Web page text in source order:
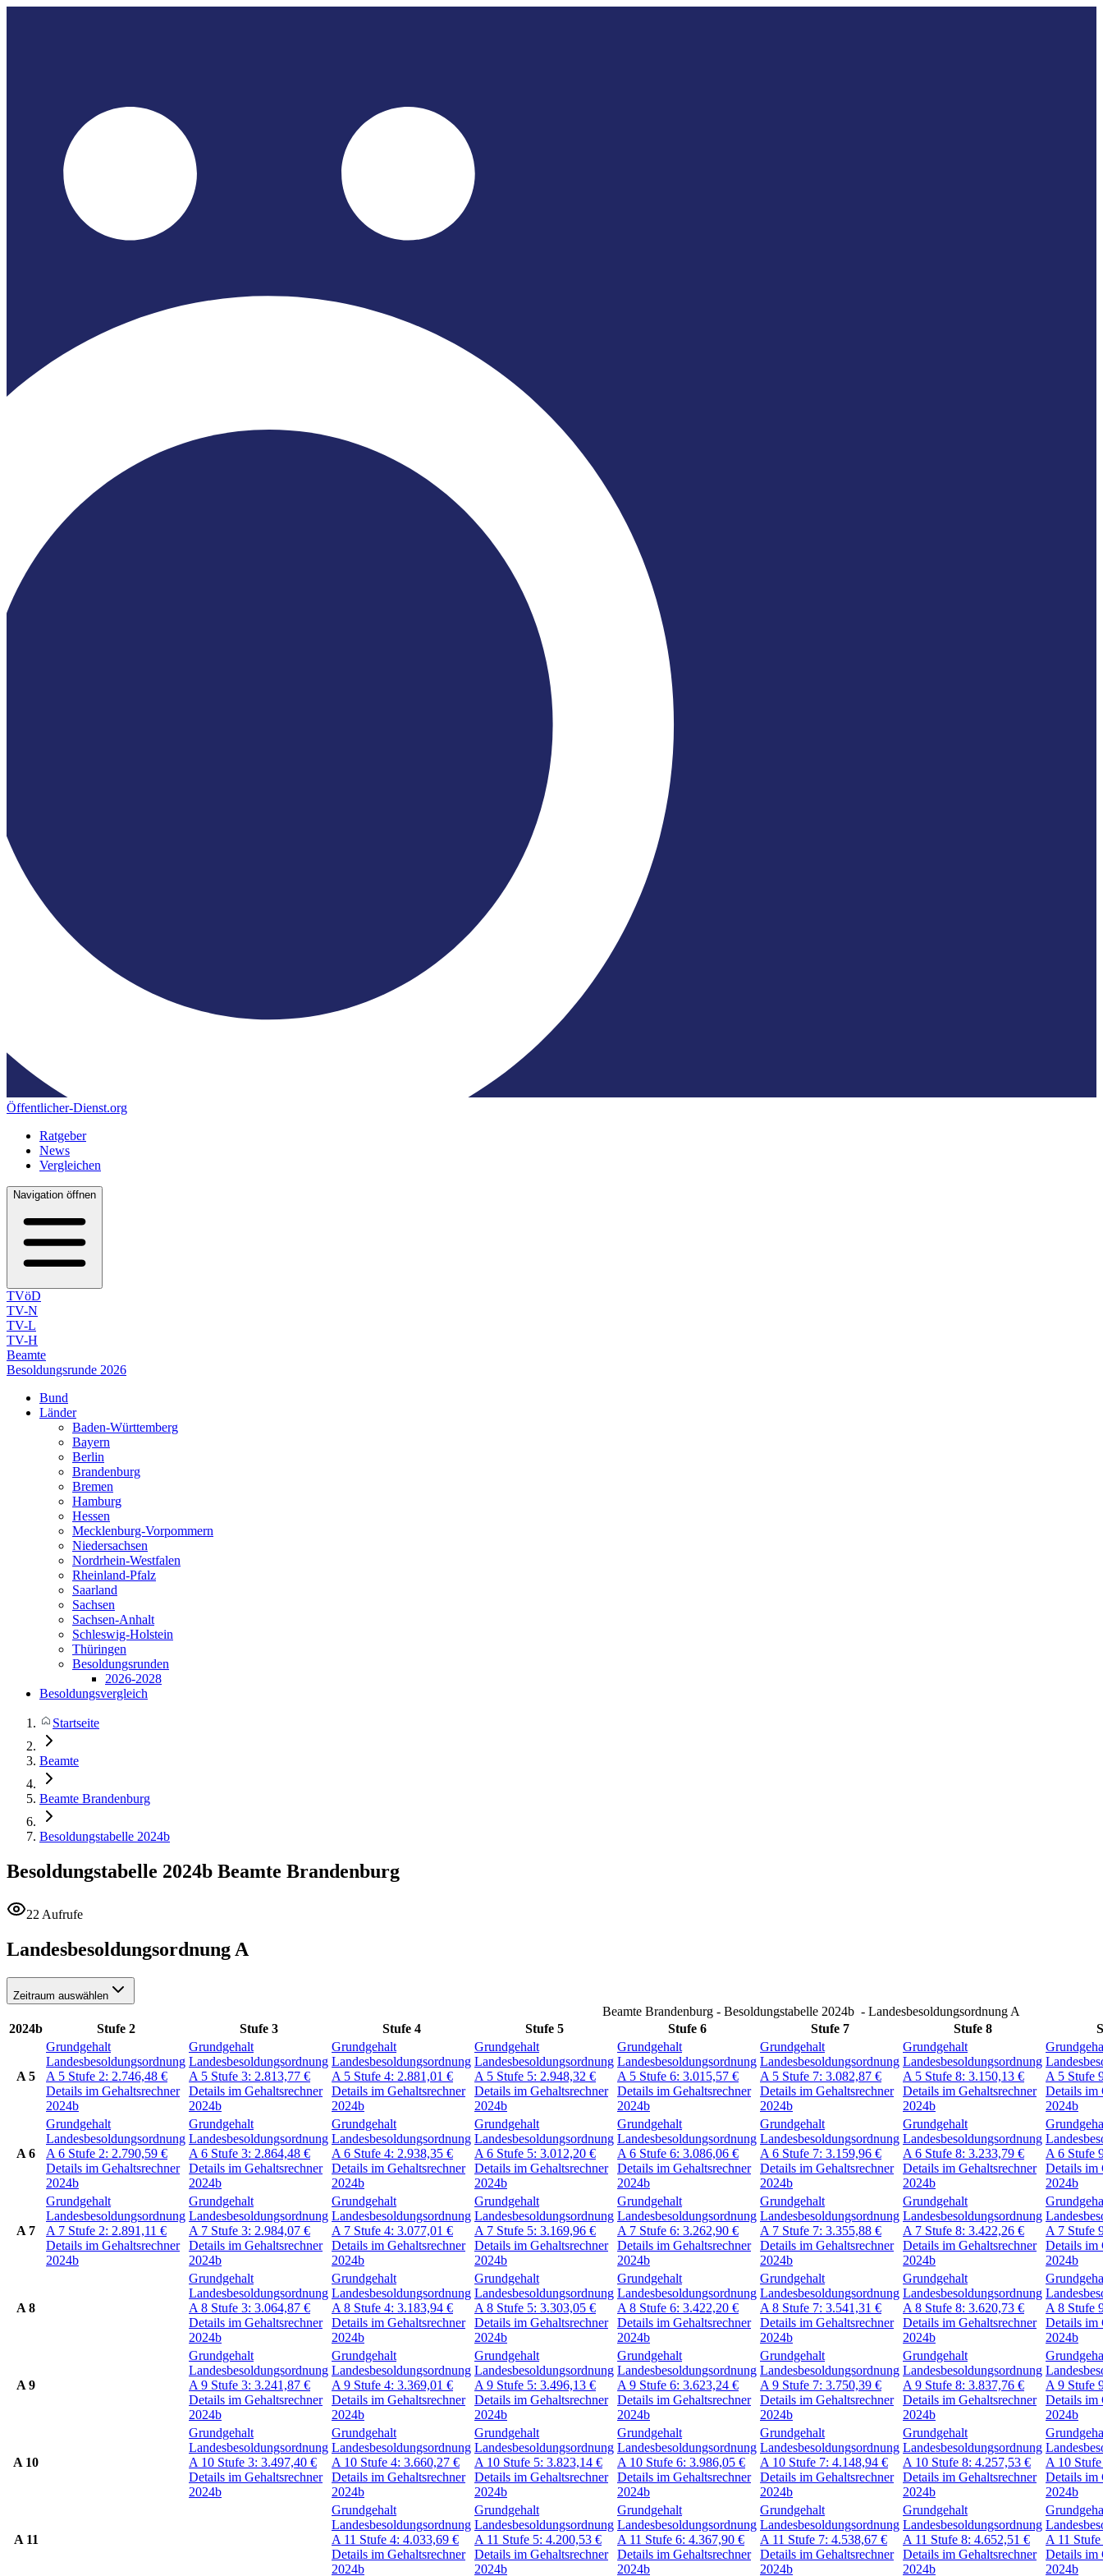
Öffentlicher-Dienst.org
Ratgeber
News
Vergleichen
Navigation öffnen
TVöD
TV-N
TV-L
TV-H
Beamte
Besoldungsrunde 2026
Bund
Länder
Baden-Württemberg
Bayern
Berlin
Brandenburg
Bremen
Hamburg
Hessen
Mecklenburg-Vorpommern
Niedersachsen
Nordrhein-Westfalen
Rheinland-Pfalz
Saarland
Sachsen
Sachsen-Anhalt
Schleswig-Holstein
Thüringen
Besoldungsrunden
2026-2028
Besoldungsvergleich
Startseite
Beamte
Beamte Brandenburg
Besoldungstabelle 2024b
Besoldungstabelle 2024b Beamte Brandenburg
22 Aufrufe
Landesbesoldungsordnung A
Zeitraum auswählen
Beamte Brandenburg - Besoldungstabelle 2024b - Landesbesoldungsordnung A
2024b
Stufe 2 Stufe 3 Stufe 4 Stufe 5 Stufe 6 Stufe 7 Stufe 8
A 5
Grundgehalt
Landesbesoldungsordnung
A 5 Stufe 2: 2.746,48 €
Details im Gehaltsrechner
2024b
Grundgehalt
Landesbesoldungsordnung
A 5 Stufe 3: 2.813,77 €
Details im Gehaltsrechner
2024b
Grundgehalt
Landesbesoldungsordnung
A 5 Stufe 4: 2.881,01 €
Details im Gehaltsrechner
2024b
Grundgehalt
Landesbesoldungsordnung
A 5 Stufe 5: 2.948,32 €
Details im Gehaltsrechner
2024b
Grundgehalt
Landesbesoldungsordnung
A 5 Stufe 6: 3.015,57 €
Details im Gehaltsrechner
2024b
Grundgehalt
Landesbesoldungsordnung
A 5 Stufe 7: 3.082,87 €
Details im Gehaltsrechner
2024b
Grundgehalt
Landesbesoldungsordnung
A 5 Stufe 8: 3.150,13 €
Details im Gehaltsrechner
2024b
A 5 Stufe
Details im
2024b
A 6
Grundgehalt
Landesbesoldungsordnung
A 6 Stufe 2: 2.790,59 €
Details im Gehaltsrechner
2024b
Grundgehalt
Landesbesoldungsordnung
A 6 Stufe 3: 2.864,48 €
Details im Gehaltsrechner
2024b
Grundgehalt
Landesbesoldungsordnung
A 6 Stufe 4: 2.938,35 €
Details im Gehaltsrechner
2024b
Grundgehalt
Landesbesoldungsordnung
A 6 Stufe 5: 3.012,20 €
Details im Gehaltsrechner
2024b
Grundgehalt
Landesbesoldungsordnung
A 6 Stufe 6: 3.086,06 €
Details im Gehaltsrechner
2024b
Grundgehalt
Landesbesoldungsordnung
A 6 Stufe 7: 3.159,96 €
Details im Gehaltsrechner
2024b
Grundgehalt
Landesbesoldungsordnung
A 6 Stufe 8: 3.233,79 €
Details im Gehaltsrechner
2024b
A 6 Stufe
Details im
2024b
A 7
Grundgehalt
Landesbesoldungsordnung
A 7 Stufe 2: 2.891,11 €
Details im Gehaltsrechner
2024b
Grundgehalt
Landesbesoldungsordnung
A 7 Stufe 3: 2.984,07 €
Details im Gehaltsrechner
2024b
Grundgehalt
Landesbesoldungsordnung
A 7 Stufe 4: 3.077,01 €
Details im Gehaltsrechner
2024b
Grundgehalt
Landesbesoldungsordnung
A 7 Stufe 5: 3.169,96 €
Details im Gehaltsrechner
2024b
Grundgehalt
Landesbesoldungsordnung
A 7 Stufe 6: 3.262,90 €
Details im Gehaltsrechner
2024b
Grundgehalt
Landesbesoldungsordnung
A 7 Stufe 7: 3.355,88 €
Details im Gehaltsrechner
2024b
Grundgehalt
Landesbesoldungsordnung
A 7 Stufe 8: 3.422,26 €
Details im Gehaltsrechner
2024b
A 7 Stufe
Details im
2024b
A 8
Grundgehalt
Landesbesoldungsordnung
A 8 Stufe 3: 3.064,87 €
Details im Gehaltsrechner
2024b
Grundgehalt
Landesbesoldungsordnung
A 8 Stufe 4: 3.183,94 €
Details im Gehaltsrechner
2024b
Grundgehalt
Landesbesoldungsordnung
A 8 Stufe 5: 3.303,05 €
Details im Gehaltsrechner
2024b
Grundgehalt
Landesbesoldungsordnung
A 8 Stufe 6: 3.422,20 €
Details im Gehaltsrechner
2024b
Grundgehalt
Landesbesoldungsordnung
A 8 Stufe 7: 3.541,31 €
Details im Gehaltsrechner
2024b
Grundgehalt
Landesbesoldungsordnung
A 8 Stufe 8: 3.620,73 €
Details im Gehaltsrechner
2024b
A 8 Stufe
Details im
2024b
A 9
Grundgehalt
Landesbesoldungsordnung
A 9 Stufe 3: 3.241,87 €
Details im Gehaltsrechner
2024b
Grundgehalt
Landesbesoldungsordnung
A 9 Stufe 4: 3.369,01 €
Details im Gehaltsrechner
2024b
Grundgehalt
Landesbesoldungsordnung
A 9 Stufe 5: 3.496,13 €
Details im Gehaltsrechner
2024b
Grundgehalt
Landesbesoldungsordnung
A 9 Stufe 6: 3.623,24 €
Details im Gehaltsrechner
2024b
Grundgehalt
Landesbesoldungsordnung
A 9 Stufe 7: 3.750,39 €
Details im Gehaltsrechner
2024b
Grundgehalt
Landesbesoldungsordnung
A 9 Stufe 8: 3.837,76 €
Details im Gehaltsrechner
2024b
A 9 Stufe
Details im
2024b
A 10
Grundgehalt
Landesbesoldungsordnung
A 10 Stufe 3: 3.497,40 €
Details im Gehaltsrechner
2024b
Grundgehalt
Landesbesoldungsordnung
A 10 Stufe 4: 3.660,27 €
Details im Gehaltsrechner
2024b
Grundgehalt
Landesbesoldungsordnung
A 10 Stufe 5: 3.823,14 €
Details im Gehaltsrechner
2024b
Grundgehalt
Landesbesoldungsordnung
A 10 Stufe 6: 3.986,05 €
Details im Gehaltsrechner
2024b
Grundgehalt
Landesbesoldungsordnung
A 10 Stufe 7: 4.148,94 €
Details im Gehaltsrechner
2024b
Grundgehalt
Landesbesoldungsordnung
A 10 Stufe 8: 4.257,53 €
Details im Gehaltsrechner
2024b
A 10
Details im
2024b
A 11
Grundgehalt
Landesbesoldungsordnung
A 11 Stufe 4: 4.033,69 €
Details im Gehaltsrechner
2024b
Grundgehalt
Landesbesoldungsordnung
A 11 Stufe 5: 4.200,53 €
Details im Gehaltsrechner
2024b
Grundgehalt
Landesbesoldungsordnung
A 11 Stufe 6: 4.367,90 €
Details im Gehaltsrechner
2024b
Grundgehalt
Landesbesoldungsordnung
A 11 Stufe 7: 4.538,67 €
Details im Gehaltsrechner
2024b
Grundgehalt
Landesbesoldungsordnung
A 11 Stufe 8: 4.652,51 €
Details im Gehaltsrechner
2024b
A 11
Details im
2024b